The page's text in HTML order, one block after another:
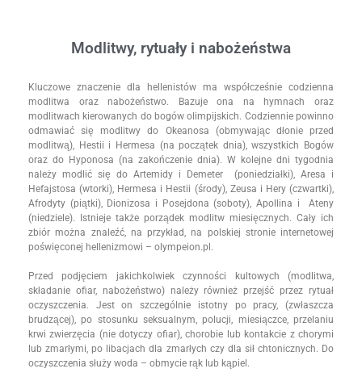
Modlitwy, rytuały i nabożeństwa
Kluczowe znaczenie dla hellenistów ma współcześnie codzienna
modlitwa oraz nabożeństwo. Bazuje ona na hymnach oraz
modlitwach kierowanych do bogów olimpijskich. Codziennie powinno
odmawiać się modlitwy do Okeanosa (obmywając dłonie przed
modlitwą), Hestii i Hermesa (na początek dnia), wszystkich Bogów
oraz do Hyponosa (na zakończenie dnia). W kolejne dni tygodnia
należy modlić się do Artemidy i Demeter (poniedziałki), Aresa i
Hefajstosa (wtorki), Hermesa i Hestii (środy), Zeusa i Hery (czwartki),
Afrodyty (piątki), Dionizosa i Posejdona (soboty), Apollina i Ateny
(niedziele). Istnieje także porządek modlitw miesięcznych. Cały ich
zbiór można znaleźć, na przykład, na polskiej stronie internetowej
poświęconej hellenizmowi – olympeion.pl.
Przed podjęciem jakichkolwiek czynności kultowych (modlitwa,
składanie ofiar, nabożeństwo) należy również przejść przez rytuał
oczyszczenia. Jest on szczególnie istotny po pracy, (zwłaszcza
brudzącej), po stosunku seksualnym, polucji, miesiączce, przelaniu
krwi zwierzęcia (nie dotyczy ofiar), chorobie lub kontakcie z chorymi
lub zmarłymi, po libacjach dla zmarłych czy dla sił chtonicznych. Do
oczyszczenia służy woda – obmycie rąk lub kąpiel.